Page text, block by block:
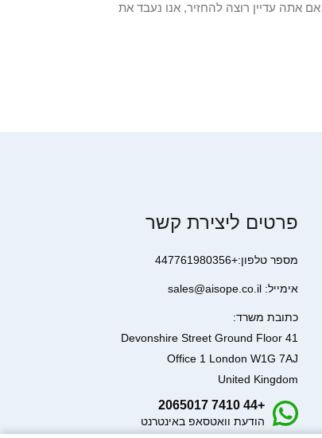
אבל אם אתה עדיין רוצה להחזיר, אנו נעבד את
פרטים ליצירת קשר
מספר טלפון:+447761980356
אימייל: sales@aisope.co.il
כתובת משרד:
41 Devonshire Street Ground Floor
Office 1 London W1G 7AJ
United Kingdom
+44 7410 2065017
הודעת וואטסאפ באינטרנט